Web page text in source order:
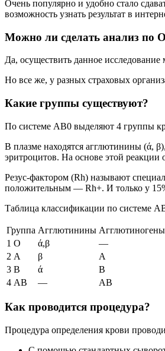
Очень популярно и удобно стало
возможность узнать результат в
Можно ли сделать анализ по
Да, осуществить данное
Но все же, у разных страховых
Какие группы существуют?
По системе АВ0 выделяют 4 группы
В плазме находятся агглютинины (ά,
эритроцитов. На основе этой
Резус-фактором (Rh) называют
положительным — Rh+. И только у 15%
Таблица классификации по системе
Группа Агглютинины Агглютиногены
1 О
ά,β
—
2 А
β
А
3 В
ά
В
4 АВ
— АВ
Как проводится процедура?
Процедура определения крови